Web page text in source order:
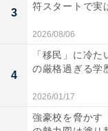
ふわふわとしたた
ドには、そのボ
います。
今回の結果を受
材。ローソン広
3
符スタートで実
2026/08/06
4
「移民」に冷
の厳格過ぎる学
2026/01/17
強豪校を脅かす